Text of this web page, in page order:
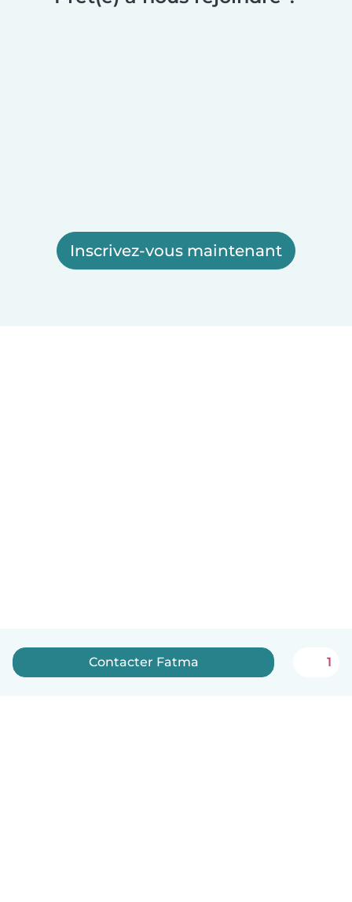
Inscrivez-vous maintenant
Contacter Fatma 1